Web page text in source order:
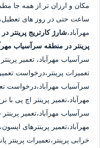
ساعت حتی در روز های تعطیل،
مهرآباد،شارژ کارتریج پرینتر
پرینتر در منطقه سرآسیاب
سرآسیاب مهرآباد، تعمیر
تعمیرات پرینتر،درخواست
سرآسیاب مهرآباد،درخواست
مهرآباد،تعمیر پرینتر اچ پی با
سرآسیاب مهرآباد،تعمیر
مهرآباد،تعمیر پرینترهای
خرابی پرینتر،تعمیرات پرینتر